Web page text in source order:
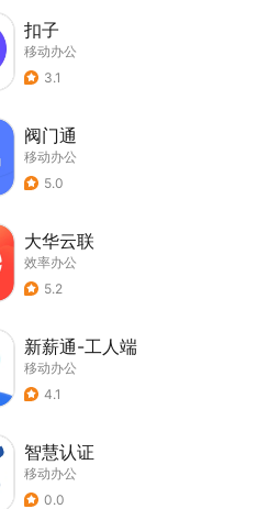
扣子
移动办公
3.1
阀门通
移动办公
5.0
大华云联
效率办公
5.2
新薪通-工人端
移动办公
4.1
智慧认证
移动办公
0.0